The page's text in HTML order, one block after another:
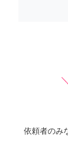
依頼者のみ